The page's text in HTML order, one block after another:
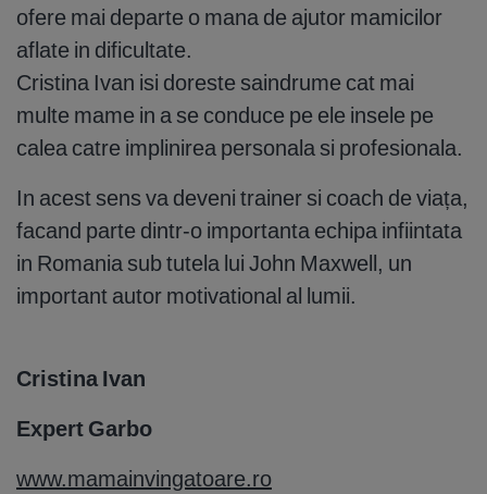
ofere mai departe o mana de ajutor mamicilor
aflate in dificultate.
Cristina Ivan isi doreste saindrume cat mai
multe mame in a se conduce pe ele insele pe
calea catre implinirea personala si profesionala.
In acest sens va deveni trainer si coach de viața,
facand parte dintr-o importanta echipa infiintata
in Romania sub tutela lui John Maxwell, un
important autor motivational al lumii.
Cristina Ivan
Expert Garbo
www.mamainvingatoare.ro